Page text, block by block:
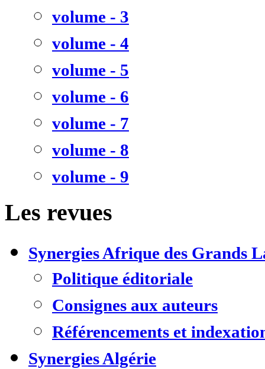
volume - 3
volume - 4
volume - 5
volume - 6
volume - 7
volume - 8
volume - 9
Les revues
Synergies Afrique des Grands
Politique éditoriale
Consignes aux auteurs
Référencements et
Synergies Algérie